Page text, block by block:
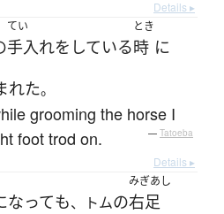
Details ▸
てい
手入れを している
とき
時 に
れた。
grooming the horse I
foot trod on.
— Tatoeba
Details ▸
なっても、トムの
みぎあし
右足